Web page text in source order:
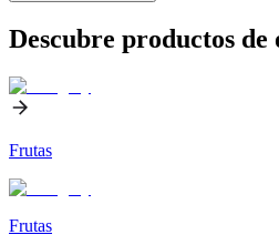
Descubre productos de
Frutas
Frutas